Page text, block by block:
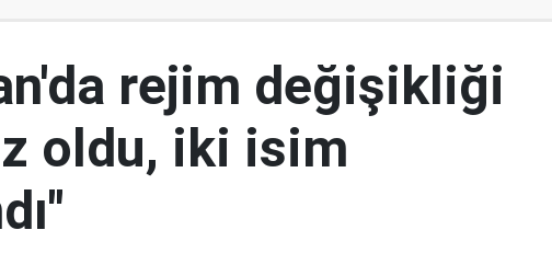
rejim değişikliği
oldu, iki isim